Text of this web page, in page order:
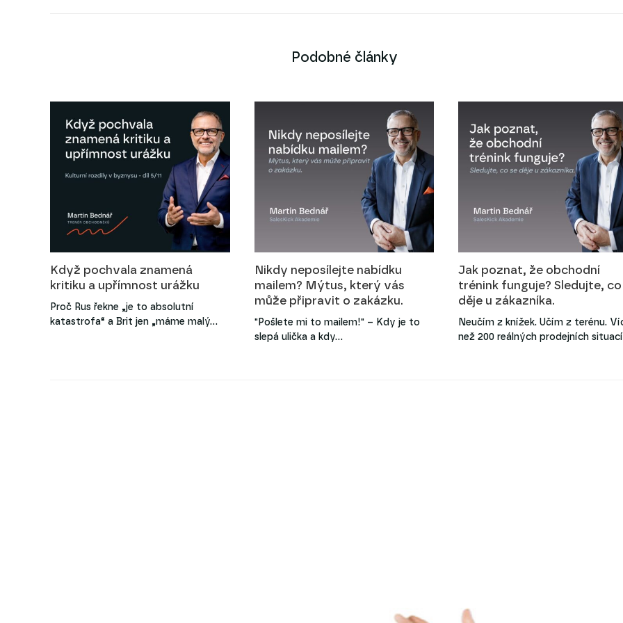
Podobné články
Když pochvala znamená
kritiku a upřímnost urážku
Proč Rus řekne „je to absolutní
katastrofa“ a Brit jen „máme malý…
Nikdy neposílejte nabídku
mailem? Mýtus, který vás
může připravit o zakázku.
"Pošlete mi to mailem!" – Kdy je to
slepá ulička a kdy…
Jak poznat, že obchodní
trénink funguje? Sledujte, co
děje u zákazníka.
Neučím z knížek. Učím z terénu.
než 200 reálných prodejních